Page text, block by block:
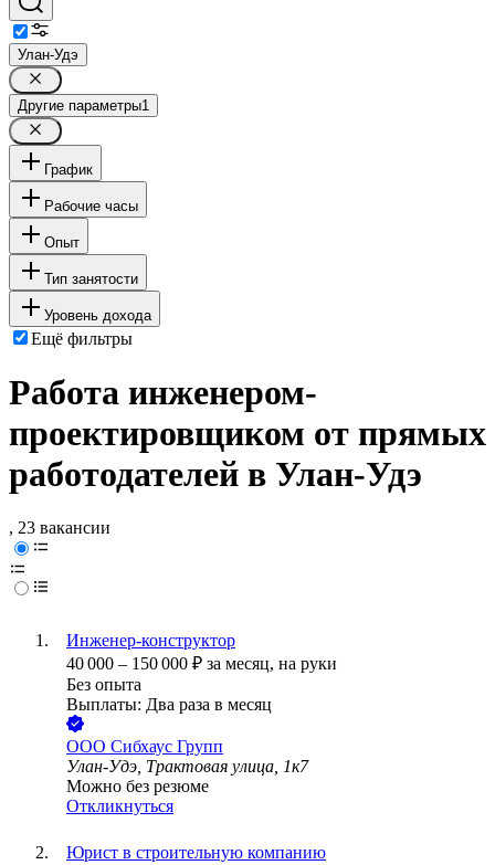
Улан-Удэ
Другие параметры1
График
Рабочие часы
Опыт
Тип занятости
Уровень дохода
Ещё фильтры
Работа инженером-
проектировщиком от прямых
работодателей в Улан-Удэ
, 23 вакансии
Инженер-конструктор
40 000 – 150 000 ₽ за месяц, на руки
Без опыта
Выплаты: Два раза в месяц
ООО Сибхаус Групп
Улан-Удэ, Трактовая улица, 1к7
Можно без резюме
Откликнуться
Юрист в строительную компанию